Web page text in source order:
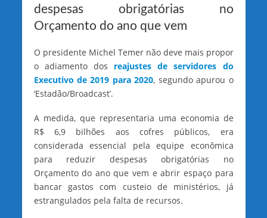
despesas obrigatórias no
Orçamento do ano que vem
O presidente Michel Temer não deve mais propor
o adiamento dos reajustes de servidores do
Executivo de 2019 para 2020, segundo apurou o
‘Estadão/Broadcast’.
A medida, que representaria uma economia de
R$ 6,9 bilhões aos cofres públicos, era
considerada essencial pela equipe econômica
para reduzir despesas obrigatórias no
Orçamento do ano que vem e abrir espaço para
bancar gastos com custeio de ministérios, já
estrangulados pela falta de recursos.